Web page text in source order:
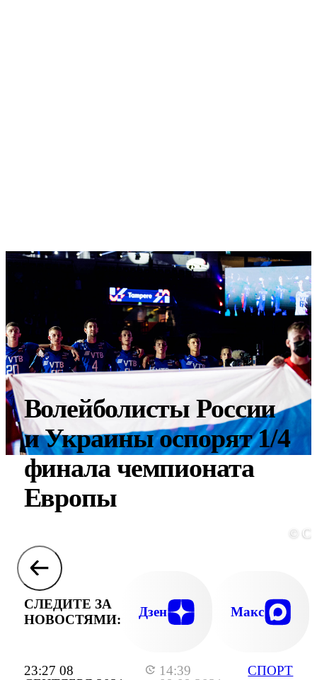
23:27 08
14:39
СПОРТ
Волейболисты России
и Украины оспорят 1/4
финала чемпионата
Европы
©
СЛЕДИТЕ ЗА
НОВОСТЯМИ:
Дзен Макс